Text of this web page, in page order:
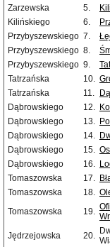
Zarzewska
5.
Kilińskiego
6.
Przybyszewskiego 7.
Przybyszewskiego 8.
Przybyszewskiego 9.
Tatrzańska
10.
Tatrzańska
11.
Dąbrowskiego
12.
Dąbrowskiego
13.
Dąbrowskiego
14.
Dąbrowskiego
15.
Dąbrowskiego
16.
Tomaszowska
17.
Tomaszowska
18.
Tomaszowska
19.
Jędrzejowska 20.